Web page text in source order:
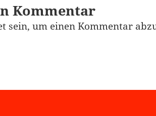
Kommentar
sein, um einen Kommentar